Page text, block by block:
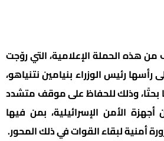
هذه الحملة الإعلامية، التي روّجت
رئيس الوزراء بنيامين نتنياهو،
بحتًا، وذلك للحفاظ على موقف متشدد
الأمن الإسرائيلية، بمن فيها
أمنية لبقاء القوات في ذلك المحور.